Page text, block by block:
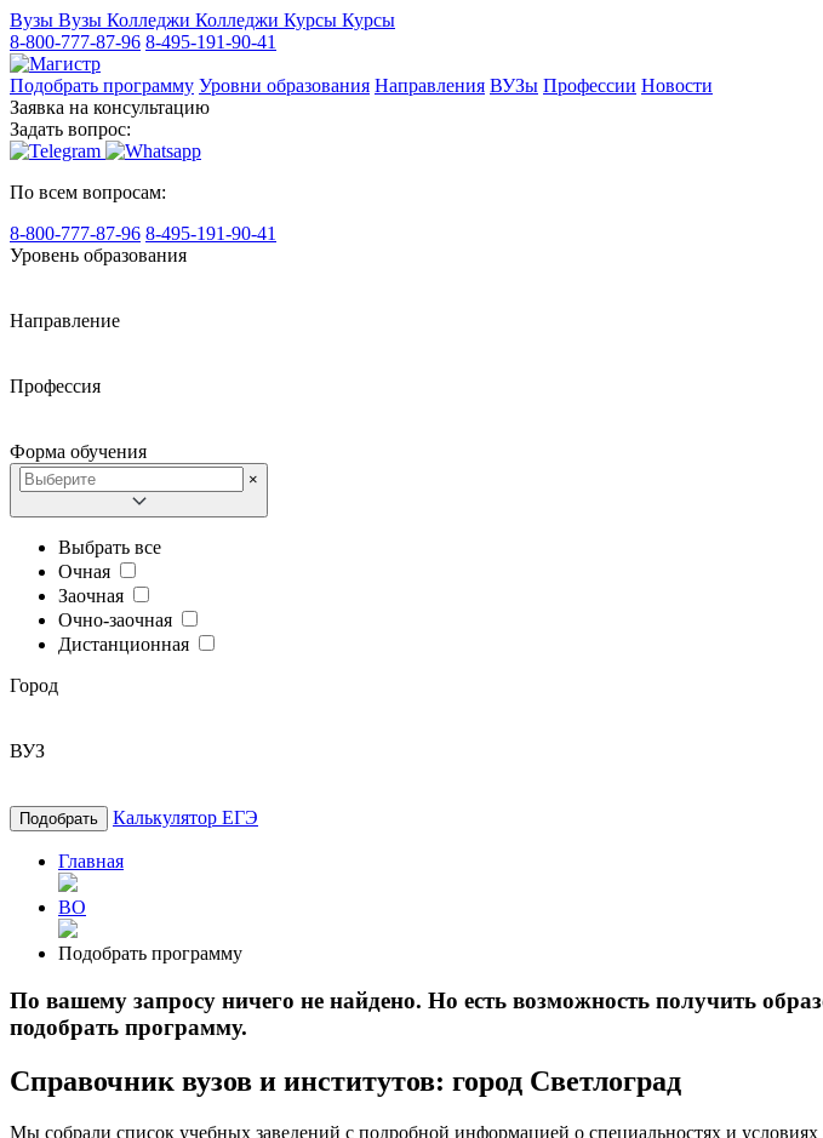
Вузы Вузы Колледжи Колледжи Курсы Курсы
8-800-777-87-96 8-495-191-90-41
Подобрать программу Уровни образования Направления ВУЗы Профессии Новости
Заявка на консультацию
Задать вопрос:
По всем вопросам:
8-800-777-87-96 8-495-191-90-41
Уровень образования
Направление
Профессия
Форма обучения
×
Выбрать все
Очная
Заочная
Очно-заочная
Дистанционная
Город
ВУЗ
Подобрать Калькулятор ЕГЭ
Главная
ВО
Подобрать программу
По вашему запросу ничего не найдено. Но есть возможность получить
подобрать программу.
Справочник вузов и институтов: город Светлоград
Мы собрали список учебных заведений с подробной информацией о специальностях и условиях